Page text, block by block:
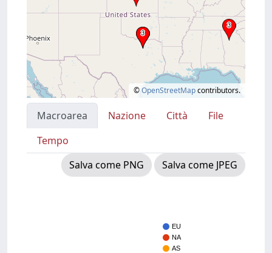
©OpenStreetMapcontributors.
Macroarea Nazione Città
File
Tempo
Salva come PNG
Salva come JPEG
EU
NA
AS